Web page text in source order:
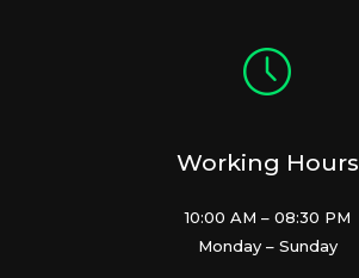
Working Hours
10:00 AM – 08:30 PM
Monday – Sunday